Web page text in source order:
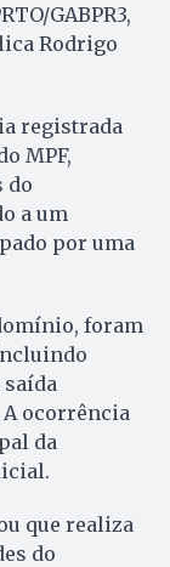
GABPR3,
Rodrigo
registrada
MPF,
do
a um
por uma
foram
ocorrência
da
que realiza
do